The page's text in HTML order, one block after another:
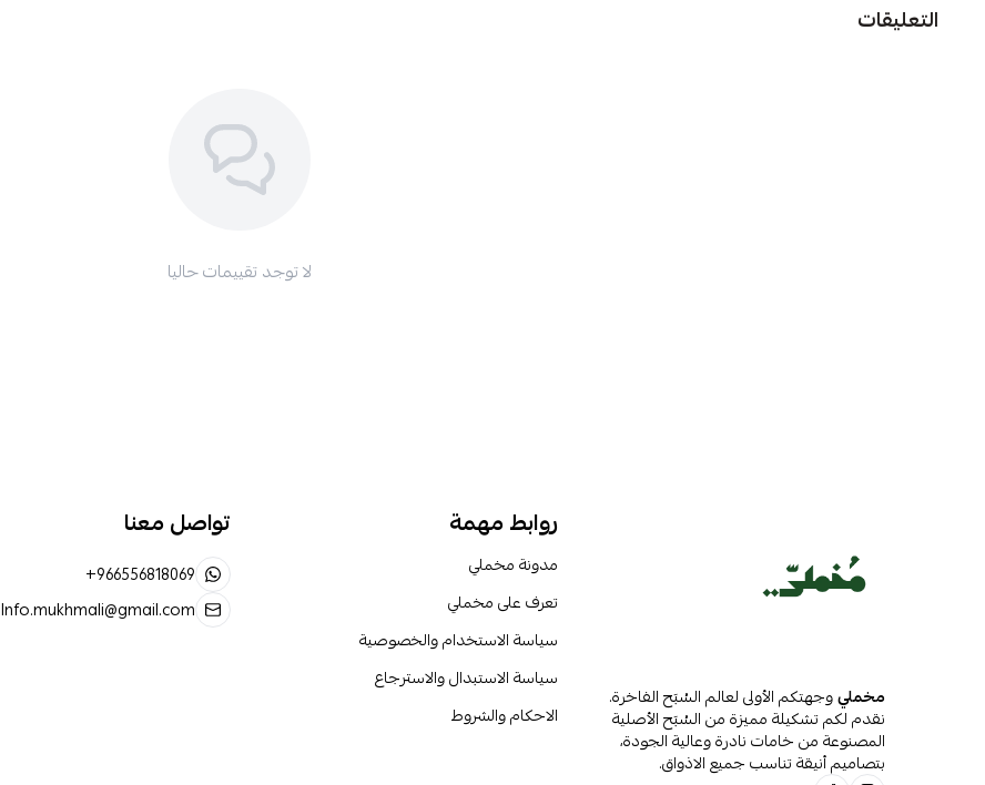
التعليقات
لا توجد تقييمات حاليا
مخمليوجهتكم الأولى لعالم السُبَح الفاخرة.
نقدم لكم تشكيلة مميزة من السُبَح الأصلية
المصنوعة من خامات نادرة وعالية الجودة،
بتصاميم أنيقة تناسب جميع الاذواق.
روابط مهمة
مدونة مخملي
تعرف على مخملي
سياسة الاستخدام والخصوصية
سياسة الاستبدال والاسترجاع
الاحكام والشروط
تواصل معنا
+966556818069
Info.mukhmali@gmail.com